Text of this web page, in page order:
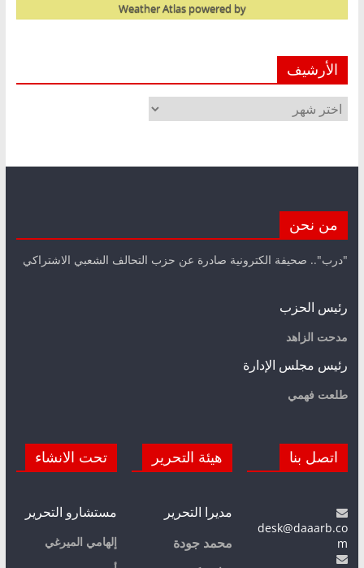
powered by
Weather Atlas
الأرشيف
الأرشيف
من نحن
"درب".. صحيفة الكترونية صادرة عن حزب التحالف الشعبي الاشتراكي
رئيس الحزب
مدحت الزاهد
رئيس مجلس الإدارة
طلعت فهمي
اتصل بنا
desk@daaarb.co
m
هيئة التحرير
مديرا التحرير
محمد جودة
تحت الانشاء
مستشارو التحرير
إلهامي الميرغي